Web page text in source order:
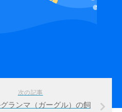
次の記事
ランマ（ガーグル）の飼